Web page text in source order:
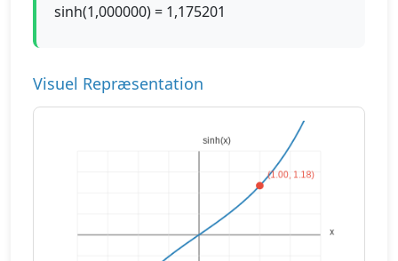
sinh(1,000000) = 1,175201
Visuel Repræsentation